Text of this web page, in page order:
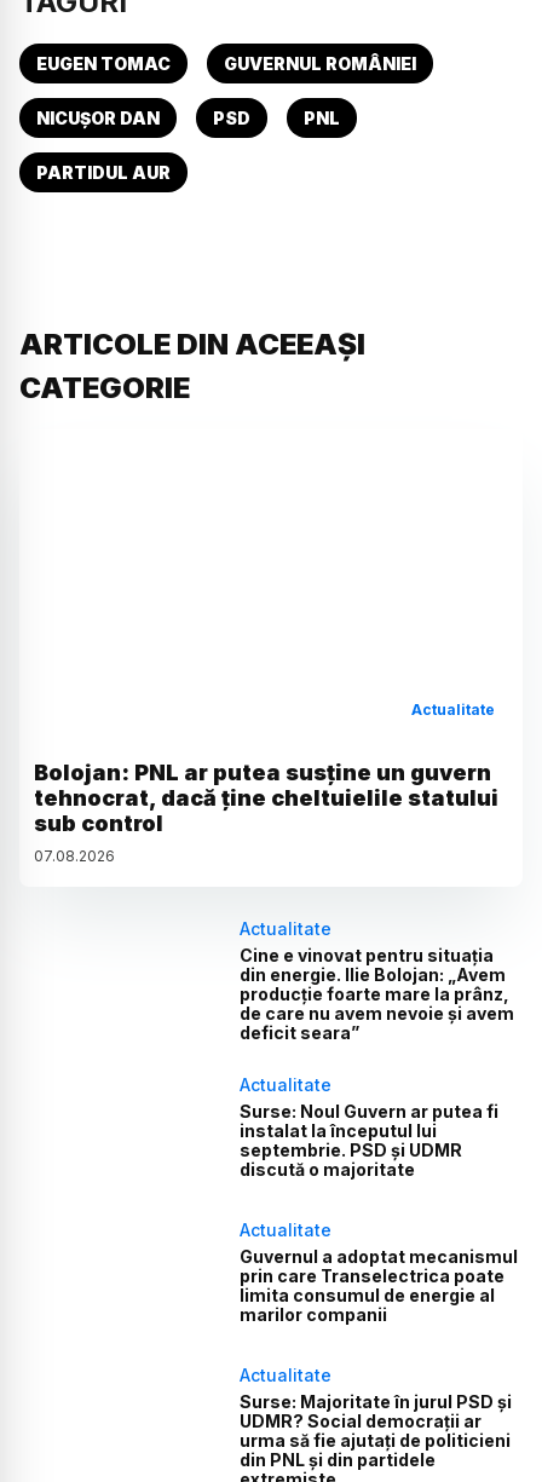
EUGEN TOMAC GUVERNUL ROMÂNIEI
NICUȘOR DAN PSD PNL
PARTIDUL AUR
ARTICOLE DIN ACEEAȘI
CATEGORIE
Actualitate
Bolojan: PNL ar putea susține un guvern
tehnocrat, dacă ține cheltuielile statului
sub control
07.08.2026
Actualitate
Cine e vinovat pentru situația
din energie. Ilie Bolojan: „Avem
producție foarte mare la prânz,
de care nu avem nevoie și avem
deficit seara”
Actualitate
Surse: Noul Guvern ar putea fi
instalat la începutul lui
septembrie. PSD și UDMR
discută o majoritate
Actualitate
Guvernul a adoptat mecanismul
prin care Transelectrica poate
limita consumul de energie al
marilor companii
Actualitate
Surse: Majoritate în jurul PSD și
UDMR? Social democrații ar
urma să fie ajutați de politicieni
din PNL și din partidele